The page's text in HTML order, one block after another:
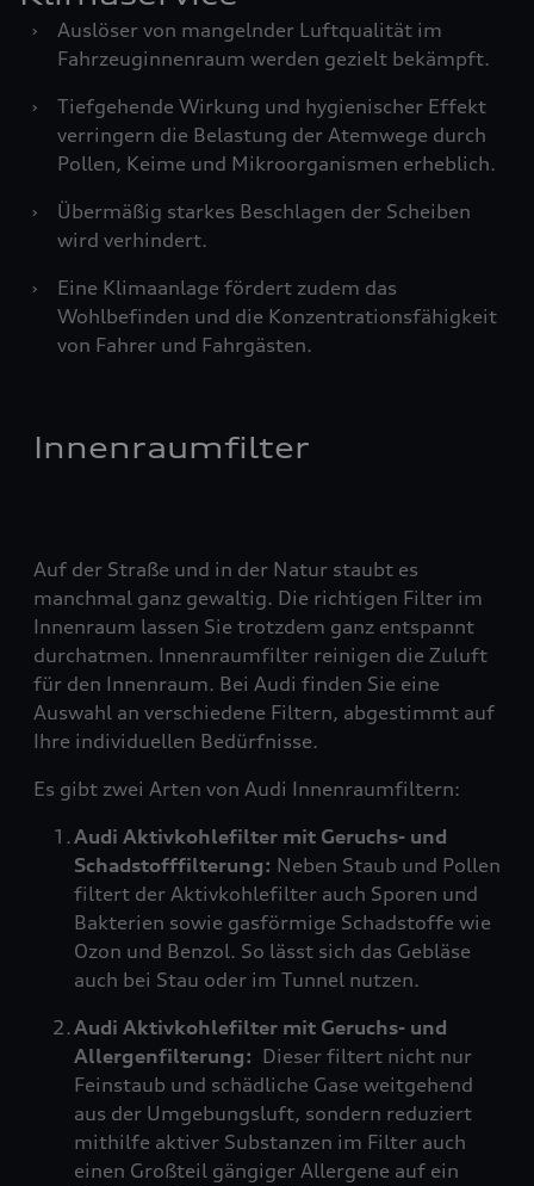
›
Auslöser von mangelnder Luftqualität im
Fahrzeuginnenraum werden gezielt bekämpft.
›
Tiefgehende Wirkung und hygienischer Effekt
verringern die Belastung der Atemwege durch
Pollen, Keime und Mikroorganismen erheblich.
›
Übermäßig starkes Beschlagen der Scheiben
wird verhindert.
›
Eine Klimaanlage fördert zudem das
Wohlbefinden und die Konzentrationsfähigkeit
von Fahrer und Fahrgästen.
Innenraumfilter
Auf der Straße und in der Natur staubt es
manchmal ganz gewaltig. Die richtigen Filter im
Innenraum lassen Sie trotzdem ganz entspannt
durchatmen. Innenraumfilter reinigen die Zuluft
für den Innenraum. Bei Audi finden Sie eine
Auswahl an verschiedene Filtern, abgestimmt auf
Ihre individuellen Bedürfnisse.
Es gibt zwei Arten von Audi Innenraumfiltern:
Audi Aktivkohlefilter mit Geruchs- und
Schadstofffilterung: Neben Staub und Pollen
filtert der Aktivkohlefilter auch Sporen und
Bakterien sowie gasförmige Schadstoffe wie
Ozon und Benzol. So lässt sich das Gebläse
auch bei Stau oder im Tunnel nutzen.
Audi Aktivkohlefilter mit Geruchs- und
Allergenfilterung: Dieser filtert nicht nur
Feinstaub und schädliche Gase weitgehend
aus der Umgebungsluft, sondern reduziert
mithilfe aktiver Substanzen im Filter auch
einen Großteil gängiger Allergene auf ein